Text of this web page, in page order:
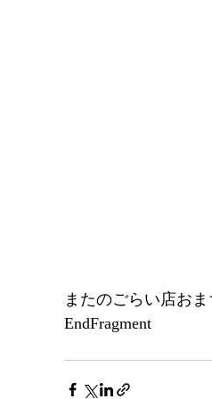
またのごらい店お
EndFragment